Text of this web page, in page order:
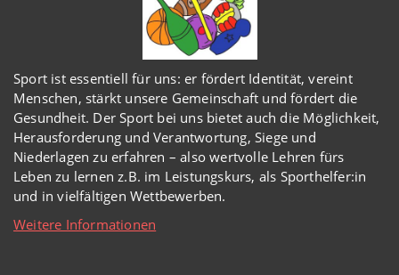
Sport ist essentiell für uns: er fördert Identität, vereint
Menschen, stärkt unsere Gemeinschaft und fördert die
Gesundheit. Der Sport bei uns bietet auch die Möglichkeit,
Herausforderung und Verantwortung, Siege und
Niederlagen zu erfahren – also wertvolle Lehren fürs
Leben zu lernen z.B. im Leistungskurs, als Sporthelfer:in
und in vielfältigen Wettbewerben.
Weitere Informationen